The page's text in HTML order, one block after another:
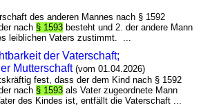
des anderen Mannes nach § 1592
nach § 1593 besteht und 2. der andere Mann
leiblichen Vaters zustimmt. ...
der Vaterschaft;
Mutterschaft (vom 01.04.2026)
fest, dass der dem Kind nach § 1592
nach § 1593 als Vater zugeordnete Mann
des Kindes ist, entfällt die Vaterschaft ...